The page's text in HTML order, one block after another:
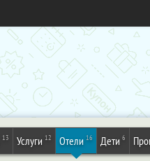
13 Услуги 12 Отели 16 Дети 6